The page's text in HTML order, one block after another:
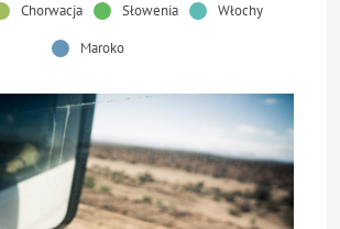
Chorwacja Słowenia
Włochy
Maroko